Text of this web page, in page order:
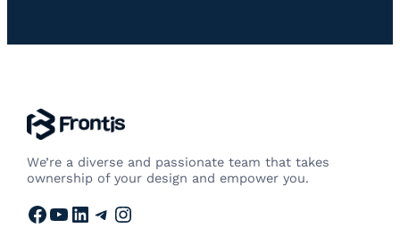
We’re a diverse and passionate team that takes
ownership of your design and empower you.
Facebook YouTube LinkedIn Telegram Instagram